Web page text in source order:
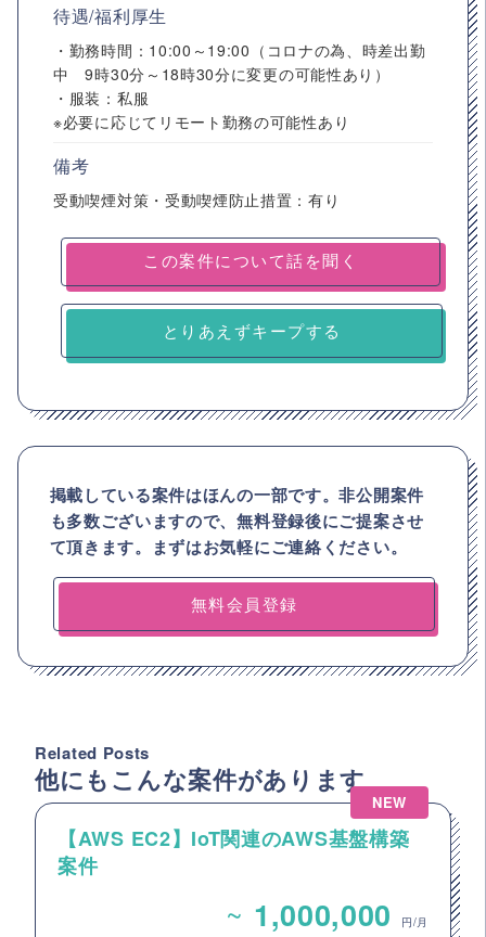
待遇/福利厚生
・勤務時間：10:00～19:00（コロナの為、時差出勤
中 9時30分～18時30分に変更の可能性あり）
・服装：私服
※必要に応じてリモート勤務の可能性あり
備考
受動喫煙対策・受動喫煙防止措置：有り
とりあえずキープする
掲載している案件はほんの一部です。非公開案件
も多数ございますので、無料登録後にご提案させ
て頂きます。まずはお気軽にご連絡ください。
無料会員登録
Related Posts
他にもこんな案件があります
NEW
【AWS EC2】IoT関連のAWS基盤構築
案件
~ 1,000,000 円/月